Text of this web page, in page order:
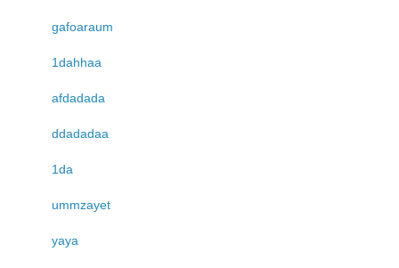
gafoaraum
1dahhaa
afdadada
ddadadaa
1da
ummzayet
yaya